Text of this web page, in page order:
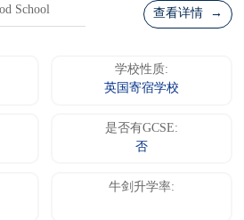
School 查看详情 →
学校性质:
英国寄宿学校
是否有GCSE:
否
牛剑升学率: